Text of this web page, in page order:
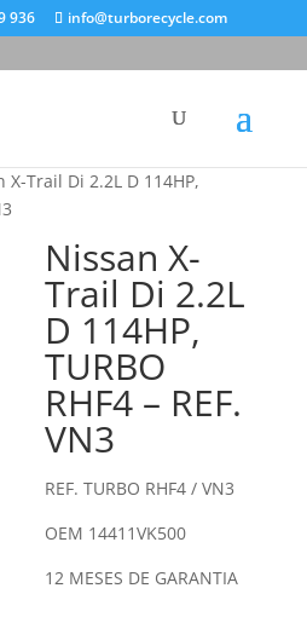
936 info@turborecycle.com
X-Trail Di 2.2L D 114HP,
Nissan X-
Trail Di 2.2L
D 114HP,
TURBO
RHF4 – REF.
VN3
REF. TURBO RHF4 / VN3
OEM 14411VK500
12 MESES DE GARANTIA